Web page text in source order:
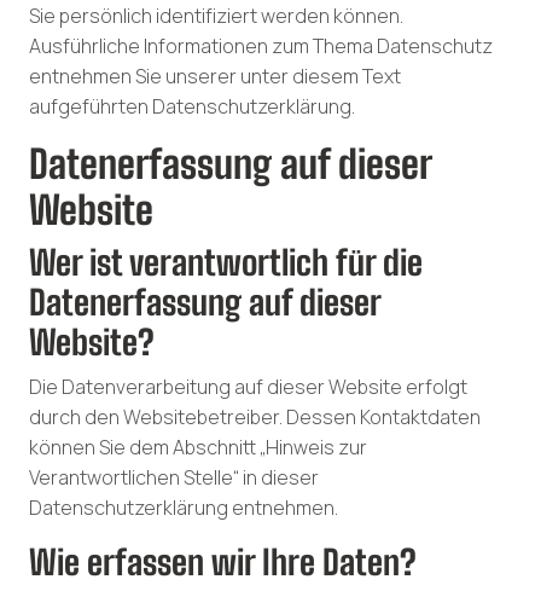
Sie persönlich identifiziert werden können.
Ausführliche Informationen zum Thema Datenschutz
entnehmen Sie unserer unter diesem Text
aufgeführten Datenschutzerklärung.
Datenerfassung auf dieser
Website
Wer ist verantwortlich für die
Datenerfassung auf dieser
Website?
Die Datenverarbeitung auf dieser Website erfolgt
durch den Websitebetreiber. Dessen Kontaktdaten
können Sie dem Abschnitt „Hinweis zur
Verantwortlichen Stelle“ in dieser
Datenschutzerklärung entnehmen.
Wie erfassen wir Ihre Daten?